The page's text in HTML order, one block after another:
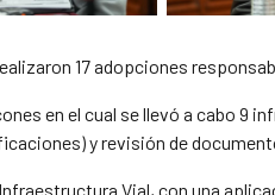
17 adopciones
en el cual se llevó a cabo 9
y revisión de
Vial, con una